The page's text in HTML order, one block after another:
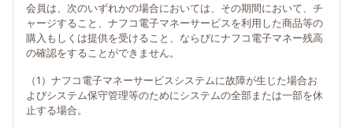
会員は、次のいずれかの場合においては、その期間において、チ
ャージすること、ナフコ電子マネーサービスを利用した商品等の
購入もしくは提供を受けること、ならびにナフコ電子マネー残高
の確認をすることができません。
（1）ナフコ電子マネーサービスシステムに故障が生じた場合お
よびシステム保守管理等のためにシステムの全部または一部を休
止する場合。